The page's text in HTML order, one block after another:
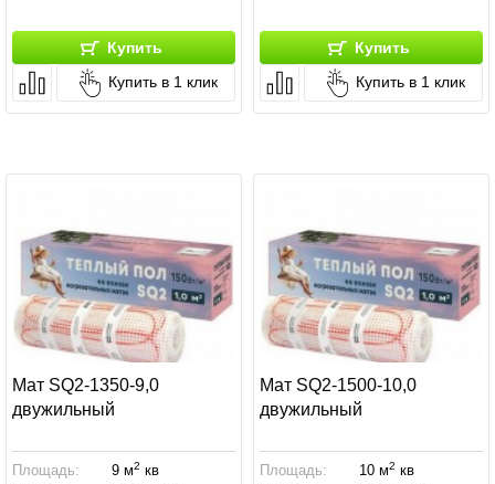
Купить
Купить в 1 клик
Купить
Купить в 1 клик
Мат SQ2-1350-9,0
двужильный
Площадь: 9 м2 кв
Мат SQ2-1500-10,0
двужильный
Площадь: 10 м2 кв